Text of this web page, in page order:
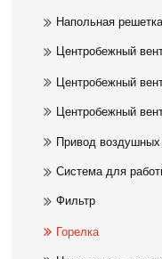
Напольная
Центробежный
Центробежный
Центробежный
Привод
Система для
Фильтр
Горелка